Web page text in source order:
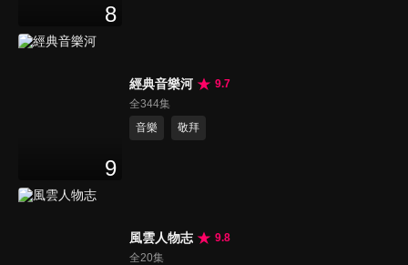
8
9
經典音樂河
9.7
全344集
音樂
敬拜
風雲人物志
9.8
全20集